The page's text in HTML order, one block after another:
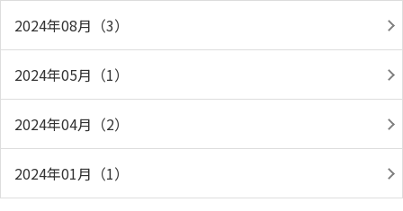
2024年08月（3）
2024年05月（1）
2024年04月（2）
2024年01月（1）